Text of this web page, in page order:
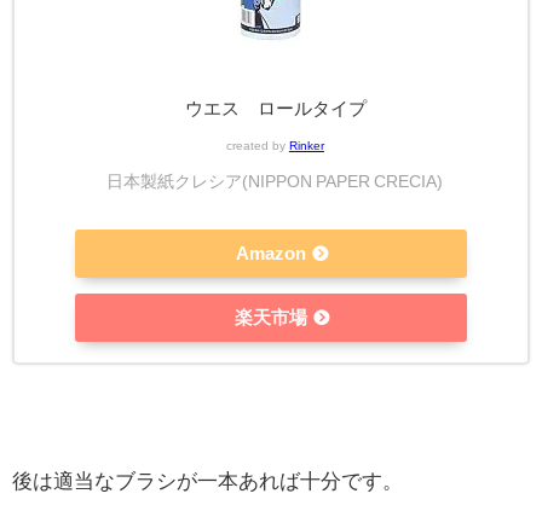
ウエス ロールタイプ
created by Rinker
日本製紙クレシア(NIPPON PAPER CRECIA)
Amazon
楽天市場
後は適当なブラシが一本あれば十分です。